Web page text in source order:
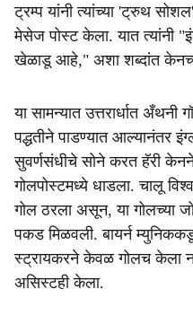
ट्रम्प यांनी त्यांच्या 'ट्रुथ
मेसेज पोस्ट केला. यात त्यांनी
खेळाडू आहे," अशा शब्दांत केनच्या
या सामन्यात उत्तरार्धात अँथनी
पद्धतीने पाडण्यात आल्यानंतर
सुवर्णसंधीचे सोने करत हॅरी
गोलपोस्टमध्ये धाडला. चालू
गोल ठरला असून, या गोलच्या
पकड मिळवली. बायर्न
स्ट्रायकरने केवळ गोलच केला
असिस्टही केला.